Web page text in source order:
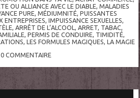
OU ALLIANCE AVEC LE DIABLE,MALADIES
PURE,MÉDIUMNITÉ,PUISSANTES
ENTREPRISES,IMPUISSANCE SEXUELLES,
,ARRÊT DE L’ALCOOL,ARRET, TABAC,
, PERMIS DE CONDUIRE, TIMIDITÉ,
, LES FORMULES MAGIQUES, LA MAGIE
0 COMMENTAIRE